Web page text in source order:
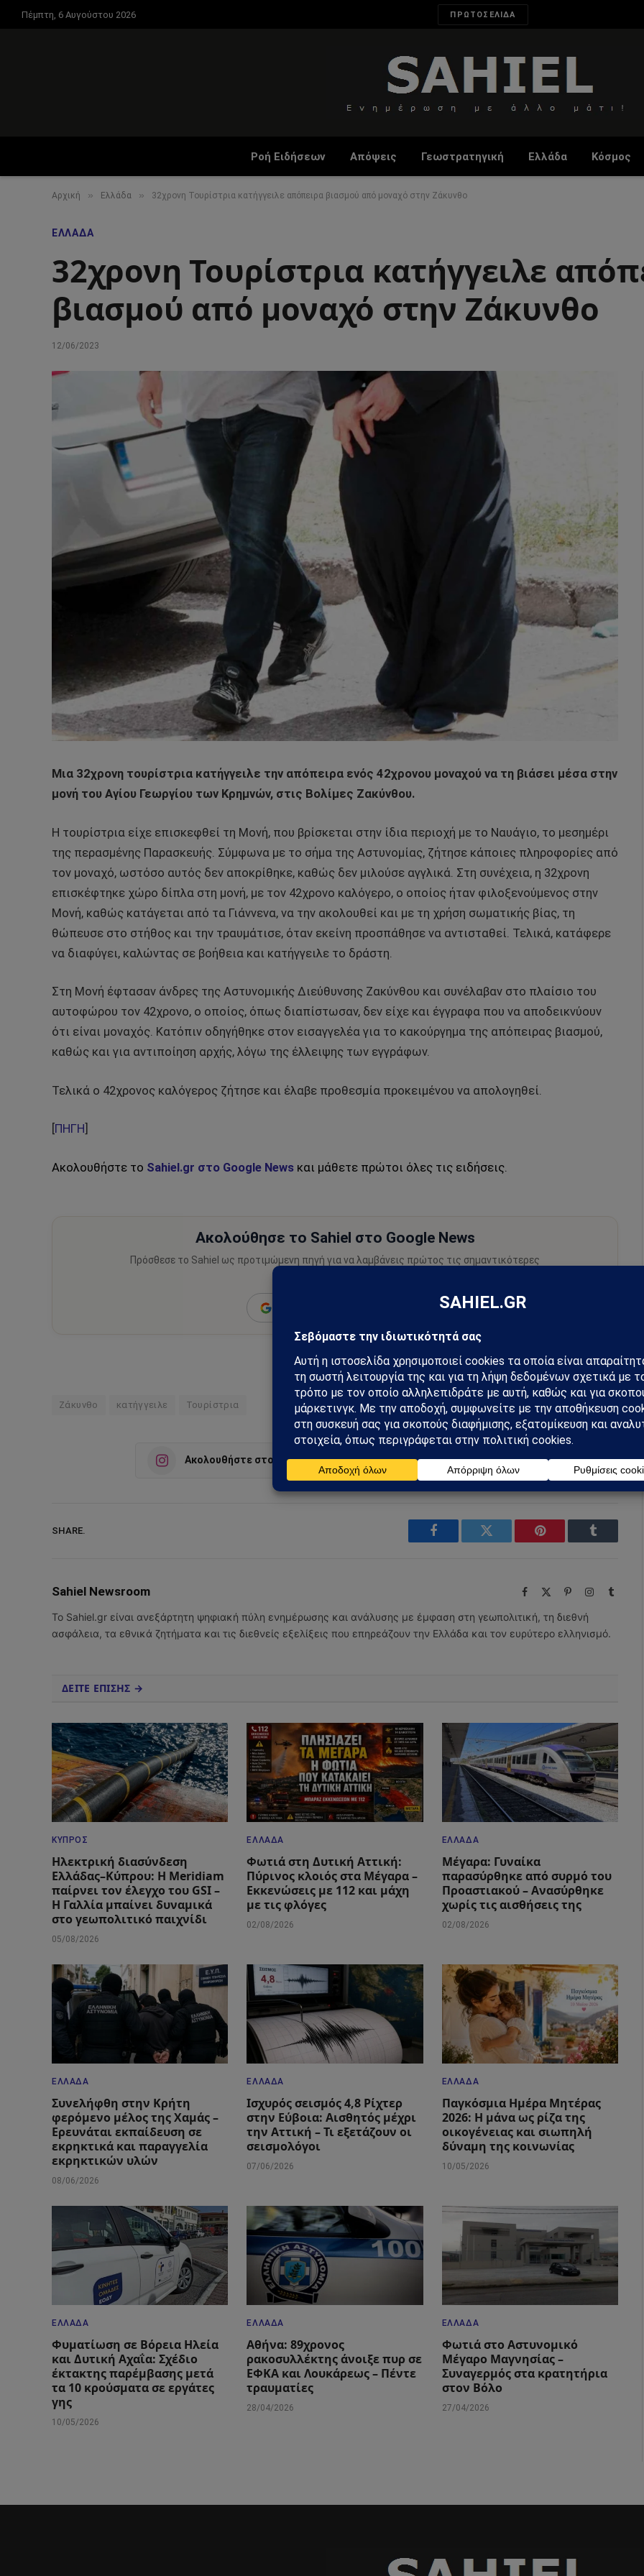
Πέμπτη, 6 Αυγούστου 2026 ΠΡΩΤΟΣΕΛΙΔΑ
Ροή Ειδήσεων Απόψεις Γεωστρατηγική Ελλάδα Κόσμος
Αρχική » Ελλάδα » 32χρονη Τουρίστρια κατήγγειλε απόπειρα βιασμού από μοναχό στην Ζάκυνθο
ΕΛΛΆΔΑ
32χρονη Τουρίστρια κατήγγειλε
βιασμού από μοναχό στην Ζάκυνθο
12/06/2023
Μια 32χρονη τουρίστρια κατήγγειλε την απόπειρα ενός 42χρονου μοναχού να τη βιάσει μέσα στην
μονή του Αγίου Γεωργίου των Κρημνών, στις Βολίμες Ζακύνθου.
Η τουρίστρια είχε επισκεφθεί τη Μονή, που βρίσκεται στην ίδια περιοχή με το Ναυάγιο, το μεσημέρι
της περασμένης Παρασκευής. Σύμφωνα με το σήμα της Αστυνομίας, ζήτησε κάποιες πληροφορίες από
τον μοναχό, ωστόσο αυτός δεν αποκρίθηκε, καθώς δεν μιλούσε αγγλικά. Στη συνέχεια, η 32χρονη
επισκέφτηκε χώρο δίπλα στη μονή, με τον 42χρονο καλόγερο, ο οποίος ήταν φιλοξενούμενος στην
Μονή, καθώς κατάγεται από τα Γιάννενα, να την ακολουθεί και με τη χρήση σωματικής βίας, τη
θώπευσε στο στήθος και την τραυμάτισε, όταν εκείνη προσπάθησε να αντισταθεί. Τελικά, κατάφερε
να διαφύγει, καλώντας σε βοήθεια και κατήγγειλε το δράστη.
Στη Μονή έφτασαν άνδρες της Αστυνομικής Διεύθυνσης Ζακύνθου και συνέλαβαν στο πλαίσιο του
αυτοφώρου τον 42χρονο, ο οποίος, όπως διαπίστωσαν, δεν είχε και έγγραφα που να αποδεικνύουν
ότι είναι μοναχός. Κατόπιν οδηγήθηκε στον εισαγγελέα για το κακούργημα της απόπειρας βιασμού,
καθώς και για αντιποίηση αρχής, λόγω της έλλειψης των εγγράφων.
Τελικά ο 42χρονος καλόγερος ζήτησε και έλαβε προθεσμία προκειμένου να απολογηθεί.
ΠΗΓΗ
Ακολουθήστε το Sahiel.gr στο Google News και μάθετε πρώτοι όλες τις ειδήσεις.
Ακολούθησε το Sahiel στο Google News
Πρόσθεσε το Sahiel ως προτιμώμενη πηγή για να λαμβάνεις πρώτος τις σημαντικότερες
Ζάκυνθο κατήγγειλε Τουρίστρια
Ακολουθήστε στο Instagram Ακολουθήστε στο YouTube
SHARE.
Facebook Twitter Pinterest Tumblr
Sahiel Newsroom Facebook PinterestInstagramTumblr
Το Sahiel.gr είναι ανεξάρτητη ψηφιακή πύλη ενημέρωσης και ανάλυσης με έμφαση στη γεωπολιτική, τη διεθνή
ασφάλεια, τα εθνικά ζητήματα και τις διεθνείς εξελίξεις που επηρεάζουν την Ελλάδα και τον ευρύτερο ελληνισμό.
ΔΕΙΤΕ ΕΠΙΣΗΣ →
ΚΎΠΡΟΣ
Ηλεκτρική διασύνδεση
Ελλάδας–Κύπρου: Η Meridiam
παίρνει τον έλεγχο του GSI –
Η Γαλλία μπαίνει δυναμικά
στο γεωπολιτικό παιχνίδι
05/08/2026
ΕΛΛΆΔΑ
Φωτιά στη Δυτική Αττική:
Πύρινος κλοιός στα Μέγαρα –
Εκκενώσεις με 112 και μάχη
με τις φλόγες
02/08/2026
ΕΛΛΆΔΑ
Μέγαρα: Γυναίκα
παρασύρθηκε από συρμό του
Προαστιακού – Ανασύρθηκε
χωρίς τις αισθήσεις της
02/08/2026
ΕΛΛΆΔΑ
Συνελήφθη στην Κρήτη
φερόμενο μέλος της Χαμάς –
Ερευνάται εκπαίδευση σε
εκρηκτικά και παραγγελία
εκρηκτικών υλών
08/06/2026
ΕΛΛΆΔΑ
Ισχυρός σεισμός 4,8 Ρίχτερ
στην Εύβοια: Αισθητός μέχρι
την Αττική – Τι εξετάζουν οι
σεισμολόγοι
07/06/2026
ΕΛΛΆΔΑ
Παγκόσμια Ημέρα Μητέρας
2026: Η μάνα ως ρίζα της
οικογένειας και σιωπηλή
δύναμη της κοινωνίας
10/05/2026
ΕΛΛΆΔΑ
Φυματίωση σε Βόρεια Ηλεία
και Δυτική Αχαΐα: Σχέδιο
έκτακτης παρέμβασης μετά
τα 10 κρούσματα σε εργάτες
γης
10/05/2026
ΕΛΛΆΔΑ
Αθήνα: 89χρονος
ρακοσυλλέκτης άνοιξε πυρ σε
ΕΦΚΑ και Λουκάρεως – Πέντε
τραυματίες
28/04/2026
ΕΛΛΆΔΑ
Φωτιά στο Αστυνομικό
Μέγαρο Μαγνησίας –
Συναγερμός στα κρατητήρια
στον Βόλο
27/04/2026